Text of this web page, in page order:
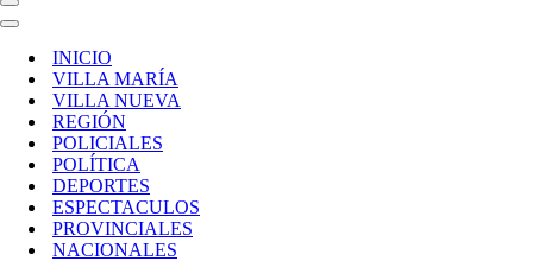
Menú
de
Menú
navegación
INICIO
VILLA MARÍA
VILLA NUEVA
REGIÓN
POLICIALES
POLÍTICA
DEPORTES
ESPECTACULOS
PROVINCIALES
NACIONALES